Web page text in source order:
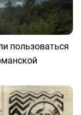
пользоваться